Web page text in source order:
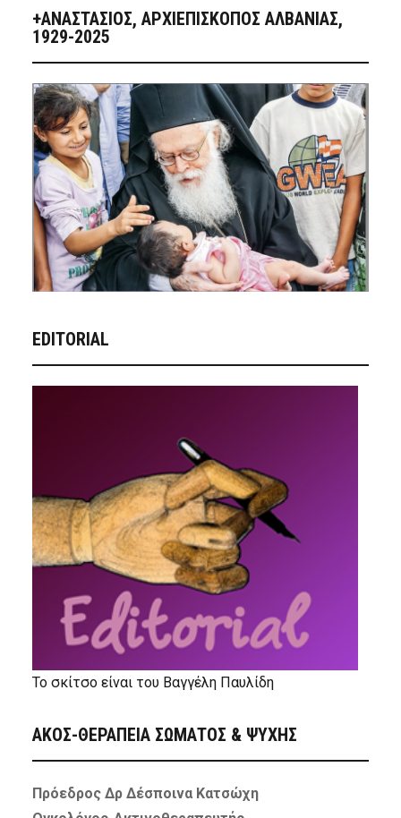
+ΑΝΑΣΤΆΣΙΟΣ, ΑΡΧΙΕΠΊΣΚΟΠΟΣ ΑΛΒΑΝΊΑΣ,
1929-2025
EDITORIAL
Το σκίτσο είναι του Βαγγέλη Παυλίδη
ΑΚΟΣ-ΘΕΡΑΠΕΙΑ ΣΩΜΑΤΟΣ & ΨΥΧΗΣ
Πρόεδρος Δρ Δέσποινα Κατσώχη